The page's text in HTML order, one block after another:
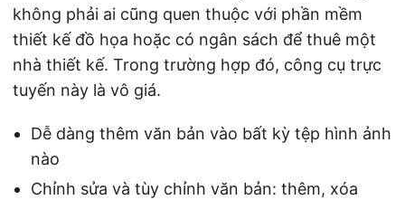
không phải ai cũng quen thuộc với phần mềm
thiết kế đồ họa hoặc có ngân sách để thuê một
nhà thiết kế. Trong trường hợp đó, công cụ trực
tuyến này là vô giá.
Dễ dàng thêm văn bản vào bất kỳ tệp hình ảnh
nào
Chỉnh sửa và tùy chỉnh văn bản: thêm, xóa